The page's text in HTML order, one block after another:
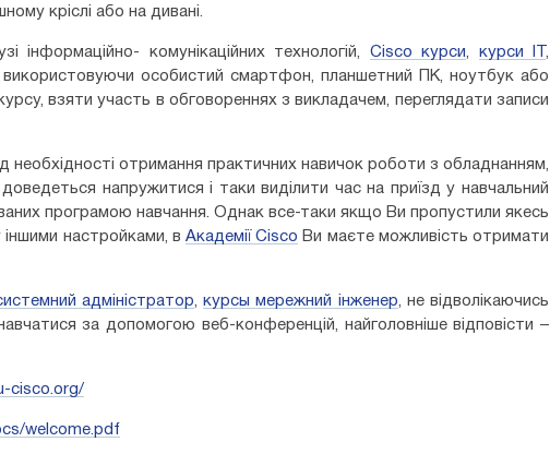
кріслі або на дивані.
інформаційно- комунікаційних технологій, Cisco курси, курси IT,
використовуючи особистий смартфон, планшетний ПК, ноутбук або
взяти участь в обговореннях з викладачем, переглядати записи
необхідності отримання практичних навичок роботи з обладнанням,
напружитися і таки виділити час на приїзд у навчальний
програмою навчання. Однак все-таки якщо Ви пропустили якесь
настройками, в Академії Cisco Ви маєте можливість отримати
адміністратор,курсы мережний інженер, не відволікаючись
за допомогою веб-конференцій, найголовніше відповісти –
cisco.org/
welcome.pdf